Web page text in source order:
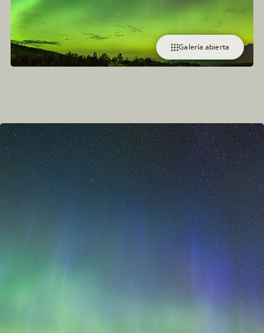
Galería abierta